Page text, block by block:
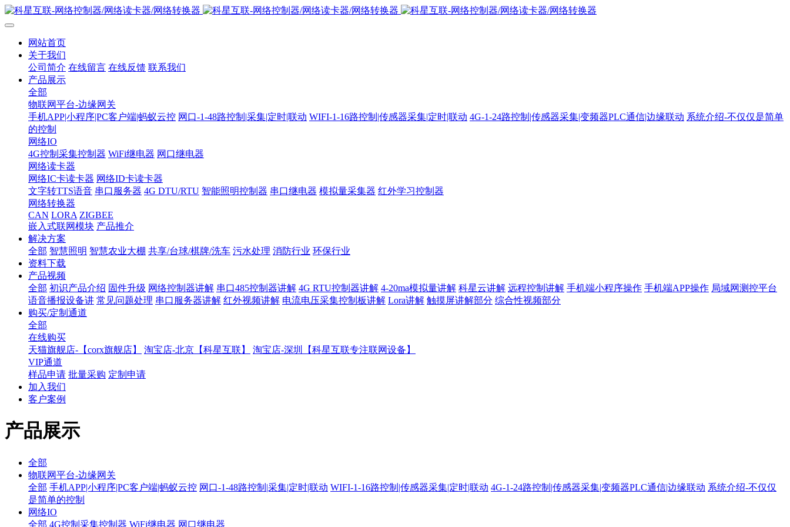
网站首页
关于我们
公司简介 在线留言 在线反馈 联系我们
产品展示
全部
物联网平台-边缘网关
手机APP|小程序|PC客户端|蚂蚁云控 网口-1-48路控制|采集|定时|联动 WIFI-1-16路控制|传感器采集|定时|联动 4G-1-24路控制|传感器采集|变频器PLC通信|边缘联动 系统介绍-不仅仅是简单
的控制
网络IO
4G控制采集控制器 WiFi继电器 网口继电器
网络读卡器
网络IC卡读卡器 网络ID卡读卡器
文字转TTS语音 串口服务器 4G DTU/RTU 智能照明控制器 串口继电器 模拟量采集器 红外学习控制器
网络转换器
CAN LORA ZIGBEE
嵌入式联网模块 产品推介
解决方案
全部 智慧照明 智慧农业大棚 共享/台球/棋牌/洗车 污水处理 消防行业 环保行业
资料下载
产品视频
全部 初识产品介绍 固件升级 网络控制器讲解 串口485控制器讲解 4G RTU控制器讲解 4-20ma模拟量讲解 科星云讲解 远程控制讲解 手机端小程序操作 手机端APP操作 局域网测控平台
语音播报设备讲 常见问题处理 串口服务器讲解 红外视频讲解 电流电压采集控制板讲解 Lora讲解 触摸屏讲解部分 综合性视频部分
购买/定制通道
全部
在线购买
天猫旗舰店-【corx旗舰店】
淘宝店-北京【科星互联】
淘宝店-深圳【科星互联专注联网设备】
VIP通道
样品申请 批量采购 定制申请
加入我们
客户案例
产品展示
全部
物联网平台-边缘网关
全部 手机APP|小程序|PC客户端|蚂蚁云控 网口-1-48路控制|采集|定时|联动 WIFI-1-16路控制|传感器采集|定时|联动 4G-1-24路控制|传感器采集|变频器PLC通信|边缘联动 系统介绍-不仅仅
是简单的控制
网络IO
全部 4G控制采集控制器 WiFi继电器 网口继电器